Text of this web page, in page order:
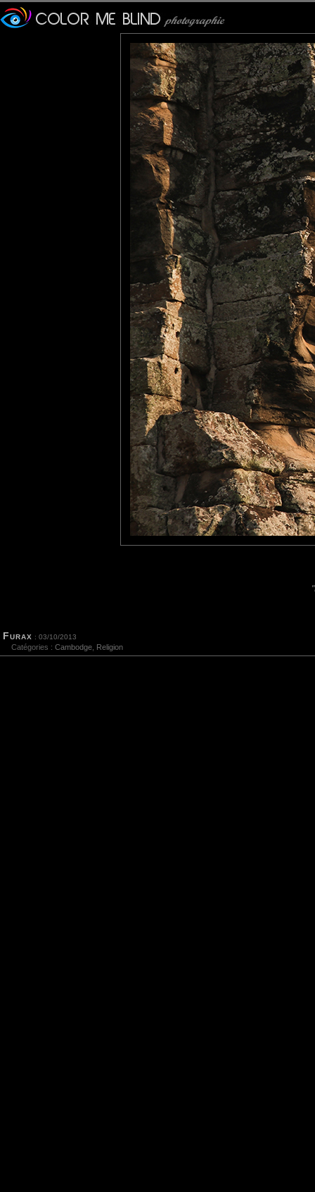
Furax : 03/10/2013
Catégories : Cambodge Religion
Super cadrage !
Il est vraiment très
photographes qui
le site d'Angkor.
C'est pure merveille !
Bravo pour ton image
Dans cette belle
journée
: 05/10/2013
Un sourire que l'on
bien à ses cotés.
Laisser un commentaire
Nom
E-mail
Site